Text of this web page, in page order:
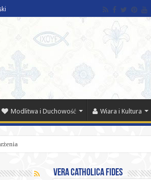
Modlitwa i Duchowość Wiara i Kultura
Vera catholica fides